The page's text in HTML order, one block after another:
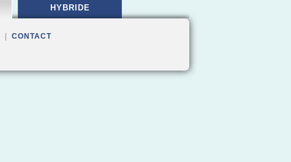
HYBRIDE
CONTACT